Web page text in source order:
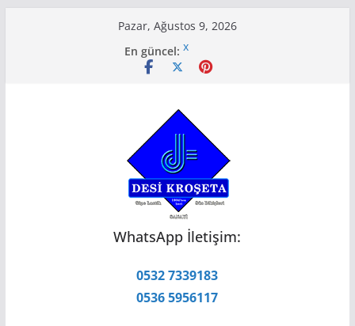
Pazar, Ağustos 9, 2026
En güncel: x
x
WhatsApp İletişim:
0532 7339183
0536 5956117